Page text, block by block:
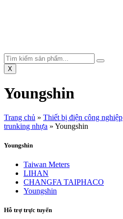
X
Youngshin
Trang chủ » Thiết bị điện công nghiệp
trunking nhựa » Youngshin
Youngshin
Taiwan Meters
LIHAN
CHANGFA TAIPHACO
Youngshin
Hỗ trợ trực tuyến